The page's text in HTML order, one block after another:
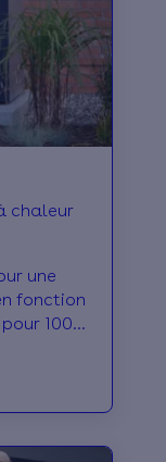
chaleur
une
fonction
100